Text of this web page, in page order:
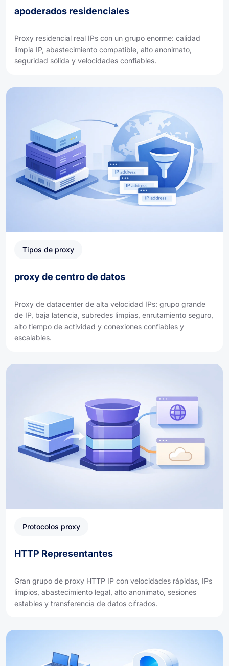
apoderados residenciales
Proxy residencial real IPs con un grupo enorme: calidad
limpia IP, abastecimiento compatible, alto anonimato,
seguridad sólida y velocidades confiables.
Tipos de proxy
proxy de centro de datos
Proxy de datacenter de alta velocidad IPs: grupo grande
de IP, baja latencia, subredes limpias, enrutamiento seguro,
alto tiempo de actividad y conexiones confiables y
escalables.
Protocolos proxy
HTTP Representantes
Gran grupo de proxy HTTP IP con velocidades rápidas, IPs
limpios, abastecimiento legal, alto anonimato, sesiones
estables y transferencia de datos cifrados.